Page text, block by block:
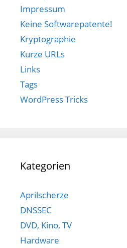
Impressum
Keine Softwarepatente!
Kryptographie
Kurze URLs
Links
Tags
WordPress Tricks
Kategorien
Aprilscherze
DNSSEC
DVD, Kino, TV
Hardware